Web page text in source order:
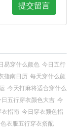
提交留言
易穿什么颜色 今日五行
指南日历 每天穿什么颜
今天打麻将适合穿什么
日五行穿衣颜色大吉 今
指南 今日穿衣颜色指
衣服五行穿衣搭配